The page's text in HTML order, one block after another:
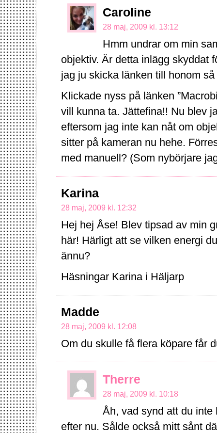
Caroline
28 maj, 2009 kl. 13:12
Hmm undrar om min
objektiv. Är detta inlägg skyddat
jag ju skicka länken till honom
Klickade nyss på länken
vill kunna ta. Jättefina!! Nu blev
eftersom jag inte kan nåt om
sitter på kameran nu hehe.
med manuell? (Som nybörjare
Karina
28 maj, 2009 kl. 12:32
Hej hej Åse! Blev tipsad av min
här! Härligt att se vilken energi
ännu?
Häsningar Karina i Häljarp
Madde
28 maj, 2009 kl. 12:08
Om du skulle få flera köpare får
Therre
28 maj, 2009 kl. 10:18
Åh, vad synd att du
efter nu. Sålde också mitt sånt